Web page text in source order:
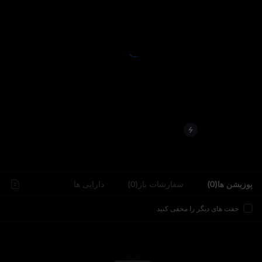
پوزیشن ها(0) سفارشات باز(0) دارایی‌ ها
جفت های دیگر را مخفی کنید